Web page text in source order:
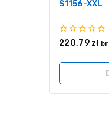
S1156-XXL
0
220,79 zł